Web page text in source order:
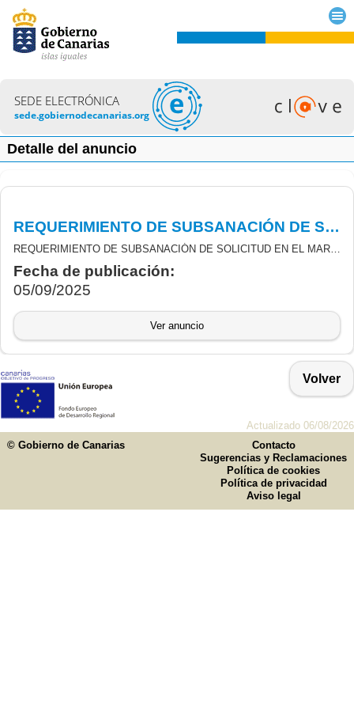
SEDE ELECTRÓNICA
sede.gobiernodecanarias.org
Detalle del anuncio
REQUERIMIENTO DE SUBSANACIÓN DE SOLICITUD EN EL MARCO DE LA CONVOCATORIA DE SUBVENCIONES A PROYECTOS DE DIGITALIZACIÓN EN EMPRESAS, FINANCIADAS CON FONDOS PROPIOS, PARA EL EJERCICIO 2025.
REQUERIMIENTO DE SUBSANACIÓN DE SOLICITUD EN EL MARCO DE LA CONVOCATORIA DE SUBVENCIONES A PROYECTOS DE DIGITALIZACIÓN EN EMPRESAS, EXPTE. N.º 10/1/2025-0617123524 - DigiEmpresas2025-010
Fecha de publicación:
05/09/2025
Ver anuncio
Volver
Actualizado 06/08/2026
© Gobierno de Canarias
Contacto
Sugerencias y Reclamaciones
Política de cookies
Política de privacidad
Aviso legal